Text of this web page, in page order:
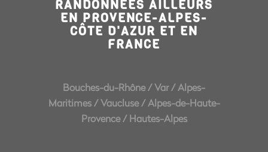
RANDONNÉES AILLEURS
EN PROVENCE-ALPES-
CÔTE D'AZUR ET EN
FRANCE
Bouches-du-Rhône/Var /Alpes-
Maritimes/Vaucluse/Alpes-de-Haute-
Provence/Hautes-Alpes